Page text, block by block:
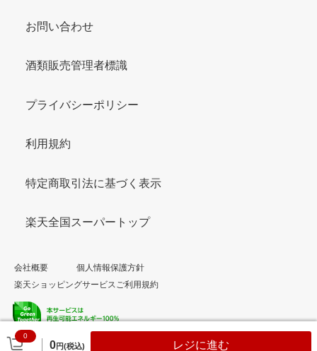
0
0円(税込) レジに進む
お問い合わせ
酒類販売管理者標識
プライバシーポリシー
利用規約
特定商取引法に基づく表示
楽天全国スーパートップ
会社概要
個人情報保護方針
楽天ショッピングサービスご利用規約
© Rakuten Group, Inc.